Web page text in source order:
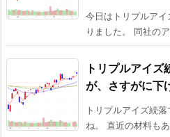
今日はトリプルア
りました。 同社の
トリプルアイ
が、さすがに下
トリプルアイズ続
ね。 直近の材料も